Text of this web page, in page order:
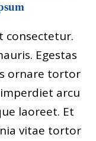
consectetur.
Egestas
ornare tortor
arcu
laoreet. Et
vitae tortor